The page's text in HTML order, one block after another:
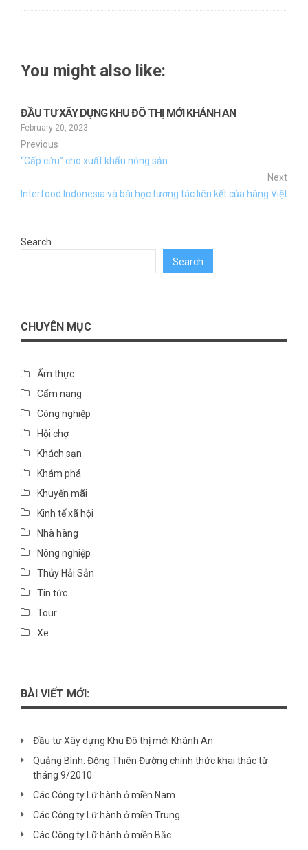
You might also like:
ĐẦU TƯ XÂY DỰNG KHU ĐÔ THỊ MỚI KHÁNH AN
February 20, 2023
Previous
“Cấp cứu” cho xuất khẩu nông sản
Next
Interfood Indonesia và bài học tương tác liên kết của hàng Việt
Search
Search
CHUYÊN MỤC
Ẩm thực
Cẩm nang
Công nghiệp
Hội chợ
Khách sạn
Khám phá
Khuyến mãi
Kinh tế xã hội
Nhà hàng
Nông nghiệp
Thủy Hải Sản
Tin tức
Tour
Xe
BÀI VIẾT MỚI:
Đầu tư Xây dựng Khu Đô thị mới Khánh An
Quảng Bình: Động Thiên Đường chính thức khai thác từ
tháng 9/2010
Các Công ty Lữ hành ở miền Nam
Các Công ty Lữ hành ở miền Trung
Các Công ty Lữ hành ở miền Bắc